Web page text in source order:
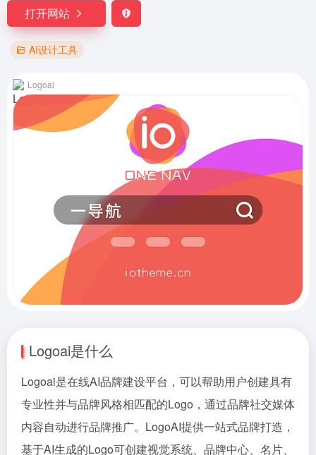
打开网站
AI设计工具
Logoai
Logoai是什么
Logoai是在线AI品牌建设平台，可以帮助用户创建具有
专业性并与品牌风格相匹配的Logo，通过品牌社交媒体
内容自动进行品牌推广。LogoAI提供一站式品牌打造，
基于AI生成的Logo可创建视觉系统、品牌中心、名片、